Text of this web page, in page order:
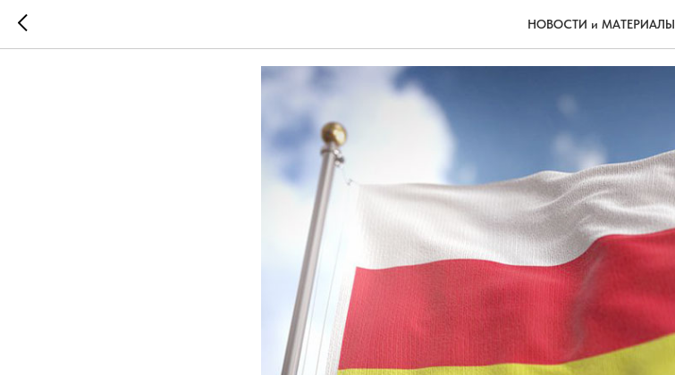
НОВОСТИ и МАТЕРИАЛЫ
Подарок малышам